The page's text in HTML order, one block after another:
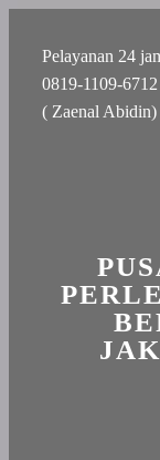
Pelayanan 24
0819-1109-6712
( Zaenal Abidin)